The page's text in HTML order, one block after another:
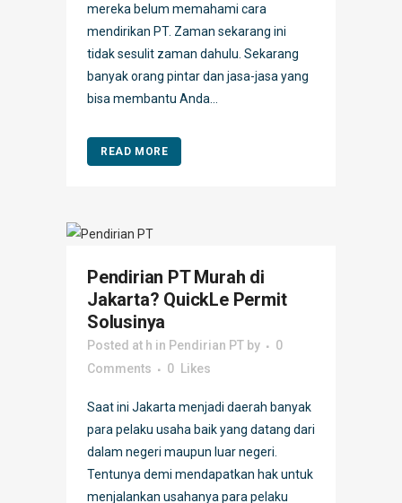
mereka belum memahami cara
mendirikan PT. Zaman sekarang ini
tidak sesulit zaman dahulu. Sekarang
banyak orang pintar dan jasa-jasa yang
bisa membantu Anda...
READ MORE
Pendirian PT Murah di
Jakarta? QuickLe Permit
Solusinya
Posted at h in Pendirian PT by
0
Comments
0 Likes
Saat ini Jakarta menjadi daerah banyak
para pelaku usaha baik yang datang dari
dalam negeri maupun luar negeri.
Tentunya demi mendapatkan hak untuk
menjalankan usahanya para pelaku